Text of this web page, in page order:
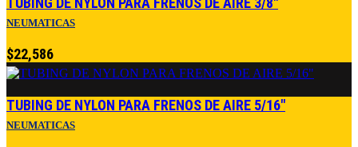
NEUMATICAS
$22,586
TUBING DE NYLON PARA FRENOS DE AIRE 5/16″
NEUMATICAS